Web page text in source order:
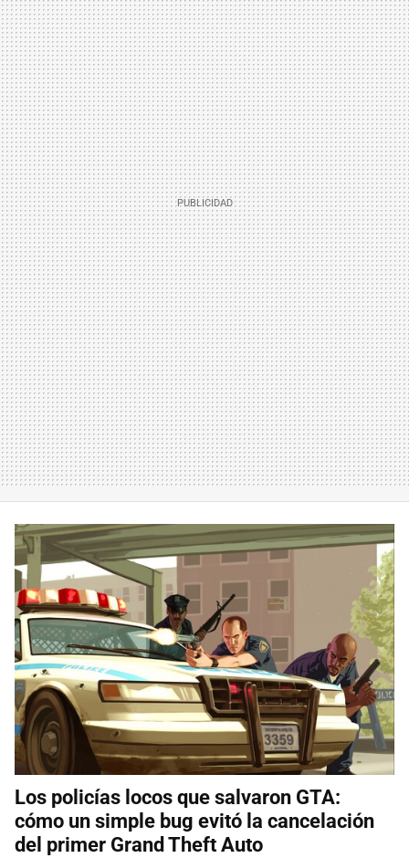
Los policías locos que salvaron GTA:
cómo un simple bug evitó la cancelación
del primer Grand Theft Auto